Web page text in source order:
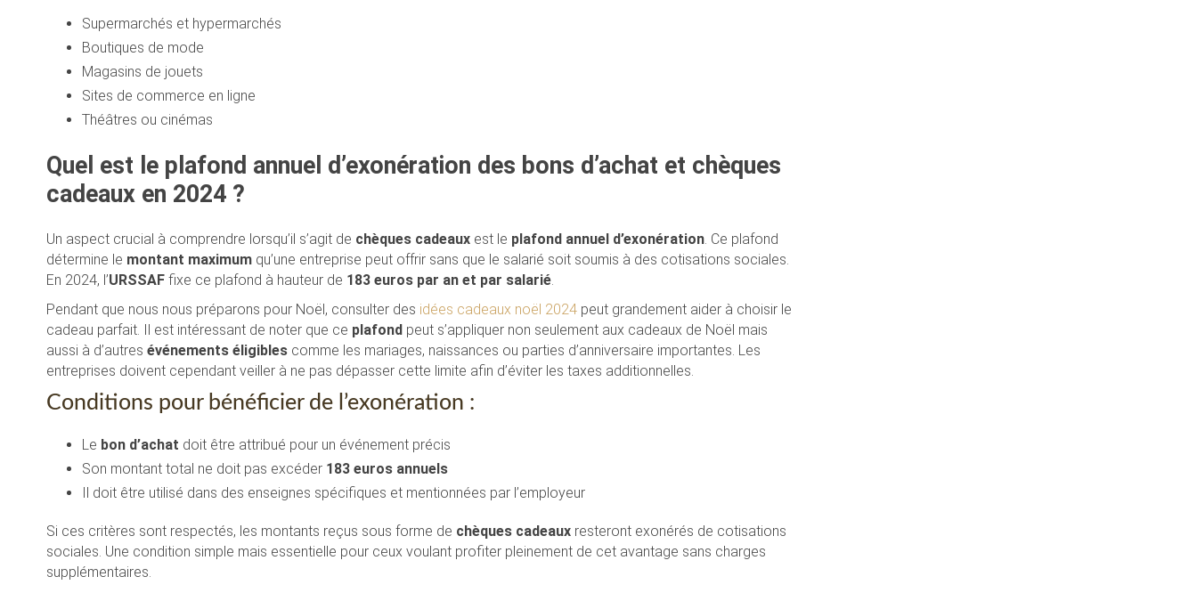
Supermarchés et hypermarchés
Boutiques de mode
Magasins de jouets
Sites de commerce en ligne
Théâtres ou cinémas
Quel est le plafond annuel d’exonération des bons d’achat et chèques
cadeaux en 2024 ?
Un aspect crucial à comprendre lorsqu’il s’agit de chèques cadeaux est le plafond annuel d’exonération. Ce plafond
détermine le montant maximum qu’une entreprise peut offrir sans que le salarié soit soumis à des cotisations sociales.
En 2024, l’URSSAF fixe ce plafond à hauteur de 183 euros par an et par salarié.
Pendant que nous nous préparons pour Noël, consulter des idées cadeaux noël 2024 peut grandement aider à choisir le
cadeau parfait. Il est intéressant de noter que ce plafond peut s’appliquer non seulement aux cadeaux de Noël mais
aussi à d’autres événements éligibles comme les mariages, naissances ou parties d’anniversaire importantes. Les
entreprises doivent cependant veiller à ne pas dépasser cette limite afin d’éviter les taxes additionnelles.
Conditions pour bénéficier de l’exonération :
Le bon d’achat doit être attribué pour un événement précis
Son montant total ne doit pas excéder 183 euros annuels
Il doit être utilisé dans des enseignes spécifiques et mentionnées par l’employeur
Si ces critères sont respectés, les montants reçus sous forme de chèques cadeaux resteront exonérés de cotisations
sociales. Une condition simple mais essentielle pour ceux voulant profiter pleinement de cet avantage sans charges
supplémentaires.